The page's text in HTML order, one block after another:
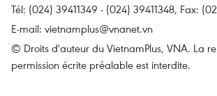
Tél: (024) 39411349 - (024) 39411348, Fax:
E-mail: vietnamplus@vnanet.vn
© Droits d'auteur du VietnamPlus, VNA. La
permission écrite préalable est interdite.